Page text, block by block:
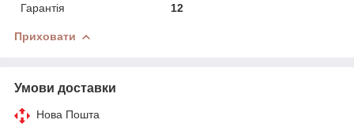
Гарантія
12
Приховати
Умови доставки
Нова Пошта